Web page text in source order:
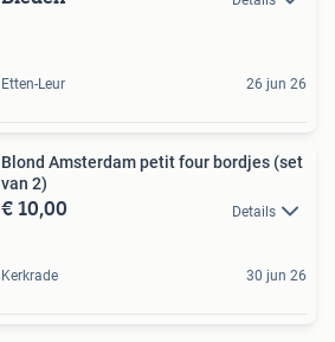
Etten-Leur 26 jun 26
Blond Amsterdam petit four bordjes (set
van 2)
€ 10,00 Details
Kerkrade 30 jun 26